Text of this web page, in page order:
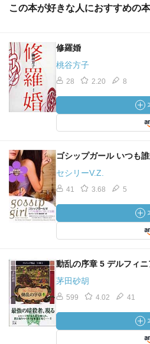
この本が好きな人におすすめの本
修羅婚
桃谷方子
28 2.20 8
ゴシップガール いつも
セシリーV.Z.
41 3.68 5
動乱の序章 5 デルフィ
茅田砂胡
599 4.02 41